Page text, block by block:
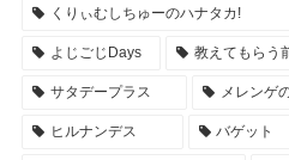
くりぃむしちゅーのハナタカ!
よじごじDays 教えてもらう
サタデープラス メレンゲ
ヒルナンデス バゲット